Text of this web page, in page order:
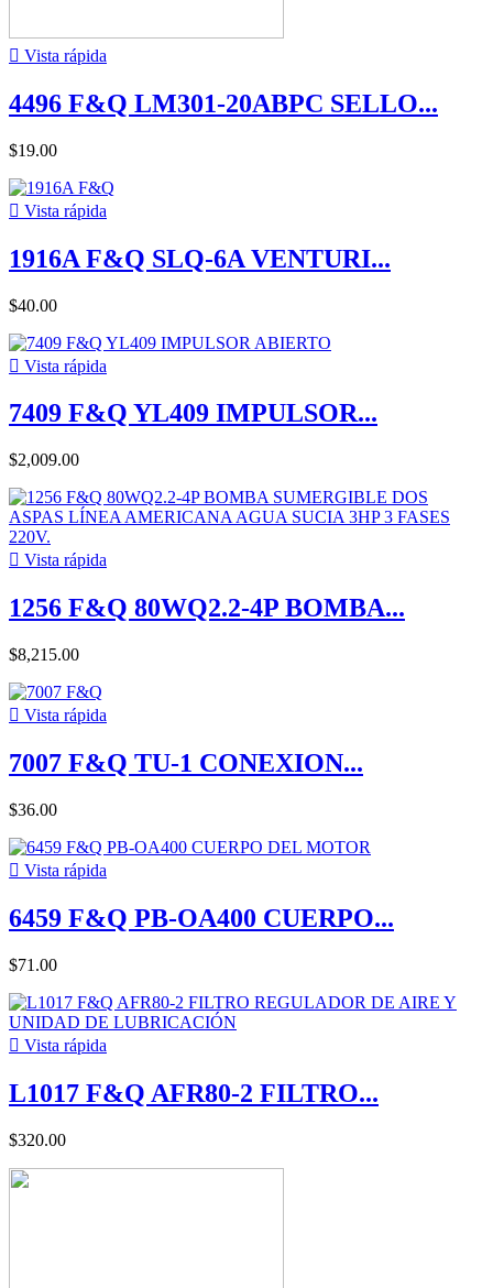
 Vista rápida
4496 F&Q LM301-20ABPC SELLO...
$19.00
 Vista rápida
1916A F&Q SLQ-6A VENTURI...
$40.00
 Vista rápida
7409 F&Q YL409 IMPULSOR...
$2,009.00
 Vista rápida
1256 F&Q 80WQ2.2-4P BOMBA...
$8,215.00
 Vista rápida
7007 F&Q TU-1 CONEXION...
$36.00
 Vista rápida
6459 F&Q PB-OA400 CUERPO...
$71.00
 Vista rápida
L1017 F&Q AFR80-2 FILTRO...
$320.00